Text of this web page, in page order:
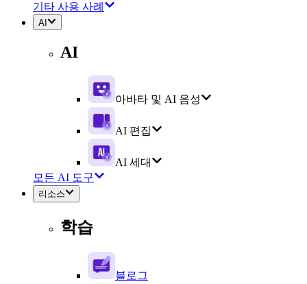
기타 사용 사례
AI
AI
아바타 및 AI 음성
AI 편집
AI 세대
모든 AI 도구
리소스
학습
블로그